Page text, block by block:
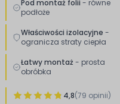
Pod montaż folii - równe
podłoże
Właściwości izolacyjne -
ogranicza straty ciepła
Łatwy montaż - prosta
obróbka
4,8(79 opinii)